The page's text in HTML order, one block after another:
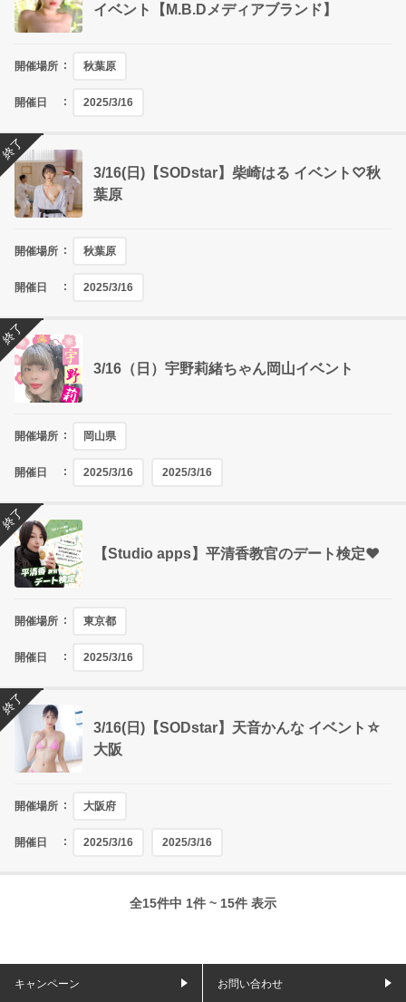
イベント【M.B.Dメディアブランド】
開催場所 秋葉原
開催日 2025/3/16
3/16(日)【SODstar】柴崎はる イベント♡秋
葉原
開催場所 秋葉原
開催日 2025/3/16
終了
3/16（日）宇野莉緒ちゃん岡山イベント
開催場所 岡山県
開催日 2025/3/16 2025/3/16
終了
【Studio apps】平清香教官のデート検定❤
開催場所 東京都
開催日 2025/3/16
終了
3/16(日)【SODstar】天音かんな イベント☆
大阪
開催場所 大阪府
開催日 2025/3/16 2025/3/16
終了
全15件中 1件 ~ 15件 表示
キャンペーン お問い合わせ